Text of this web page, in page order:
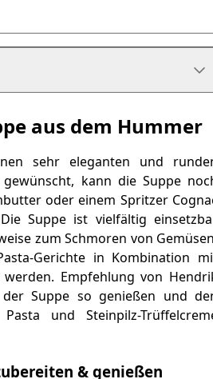
aus dem Hummer
sehr eleganten und
gewünscht, kann die Suppe
oder einem Spritzer
Suppe ist vielfältig
zum Schmoren von
Gerichte in Kombination
Empfehlung von
Suppe so genießen und
und Steinpilz-
& genießen